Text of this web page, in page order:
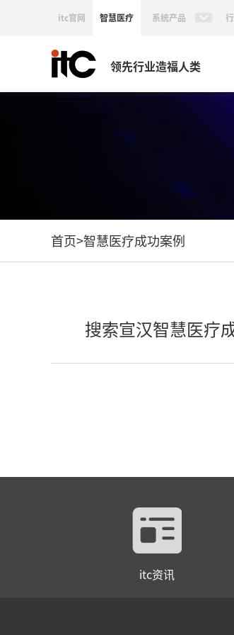
itc官网 智慧医疗 系统产品
领先行业造福人类
首页>智慧医疗成功案例
搜索宣汉智慧医疗
itc资讯